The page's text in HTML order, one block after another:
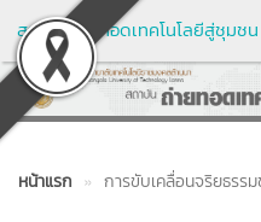
สถาบันถ่ายทอดเทคโนโลยีสู่ชุมชน
หน้าแรก การขับเคลื่อนจริยธรร